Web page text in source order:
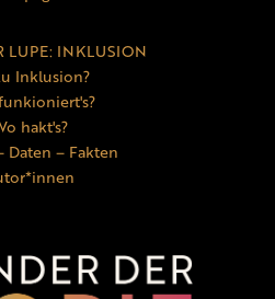
LUPE: INKLUSION
Inklusion?
hakt's?
Daten – Fakten